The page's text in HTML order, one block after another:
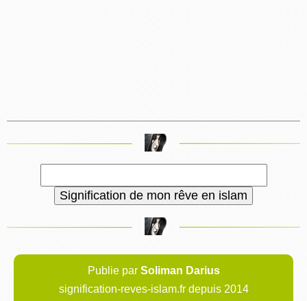
Publie par Soliman Darius
signification-reves-islam.fr depuis 2014